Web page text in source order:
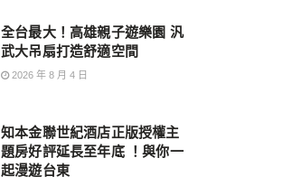
全台最大！高雄親子遊樂園 汎
武大吊扇打造舒適空間
2026 年 8 月 4 日
知本金聯世紀酒店正版授權主
題房好評延長至年底 ！與你一
起漫遊台東